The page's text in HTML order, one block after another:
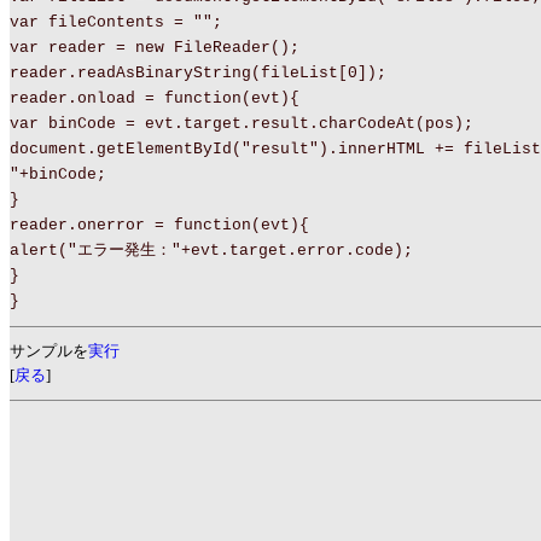
var fileContents = "";
var reader = new FileReader();
reader.readAsBinaryString(fileList[0]);
reader.onload = function(evt){
var binCode = evt.target.result.charCodeAt(pos);
document.getElementById("result").innerHTML +=
"+binCode;
}
reader.onerror = function(evt){
alert("エラー発生："+evt.target.error.code);
}
}
サンプルを実行
[戻る]